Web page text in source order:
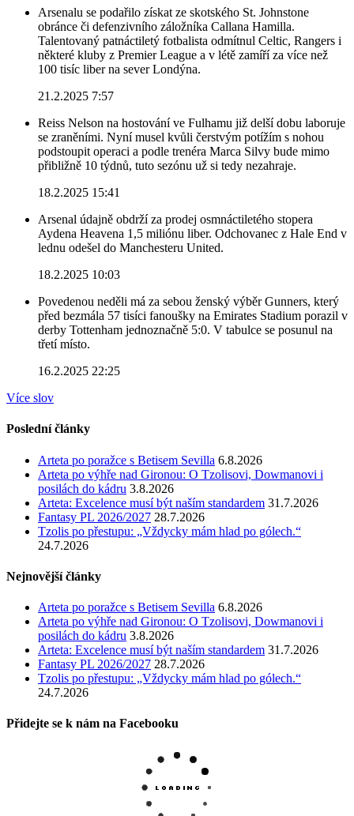
Arsenalu se podařilo získat ze skotského St. Johnstone
obránce či defenzivního záložníka Callana Hamilla.
Talentovaný patnáctiletý fotbalista odmítnul Celtic, Rangers i
některé kluby z Premier League a v létě zamíří za více než
100 tisíc liber na sever Londýna.
21.2.2025 7:57
Reiss Nelson na hostování ve Fulhamu již delší dobu laboruje
se zraněními. Nyní musel kvůli čerstvým potížím s nohou
podstoupit operaci a podle trenéra Marca Silvy bude mimo
přibližně 10 týdnů, tuto sezónu už si tedy nezahraje.
18.2.2025 15:41
Arsenal údajně obdrží za prodej osmnáctiletého stopera
Aydena Heavena 1,5 miliónu liber. Odchovanec z Hale End v
lednu odešel do Manchesteru United.
18.2.2025 10:03
Povedenou neděli má za sebou ženský výběr Gunners, který
před bezmála 57 tisíci fanoušky na Emirates Stadium porazil v
derby Tottenham jednoznačně 5:0. V tabulce se posunul na
třetí místo.
16.2.2025 22:25
Více slov
Poslední články
Arteta po poražce s Betisem Sevilla 6.8.2026
Arteta po výhře nad Gironou: O Tzolisovi, Dowmanovi i
posilách do kádru 3.8.2026
Arteta: Excelence musí být naším standardem 31.7.2026
Fantasy PL 2026/2027 28.7.2026
Tzolis po přestupu: „Vždycky mám hlad po gólech.“
24.7.2026
Nejnovější články
Arteta po poražce s Betisem Sevilla 6.8.2026
Arteta po výhře nad Gironou: O Tzolisovi, Dowmanovi i
posilách do kádru 3.8.2026
Arteta: Excelence musí být naším standardem 31.7.2026
Fantasy PL 2026/2027 28.7.2026
Tzolis po přestupu: „Vždycky mám hlad po gólech.“
24.7.2026
Přidejte se k nám na Facebooku